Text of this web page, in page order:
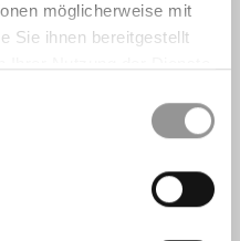
möglicherweise mit
Sie ihnen bereitgestellt